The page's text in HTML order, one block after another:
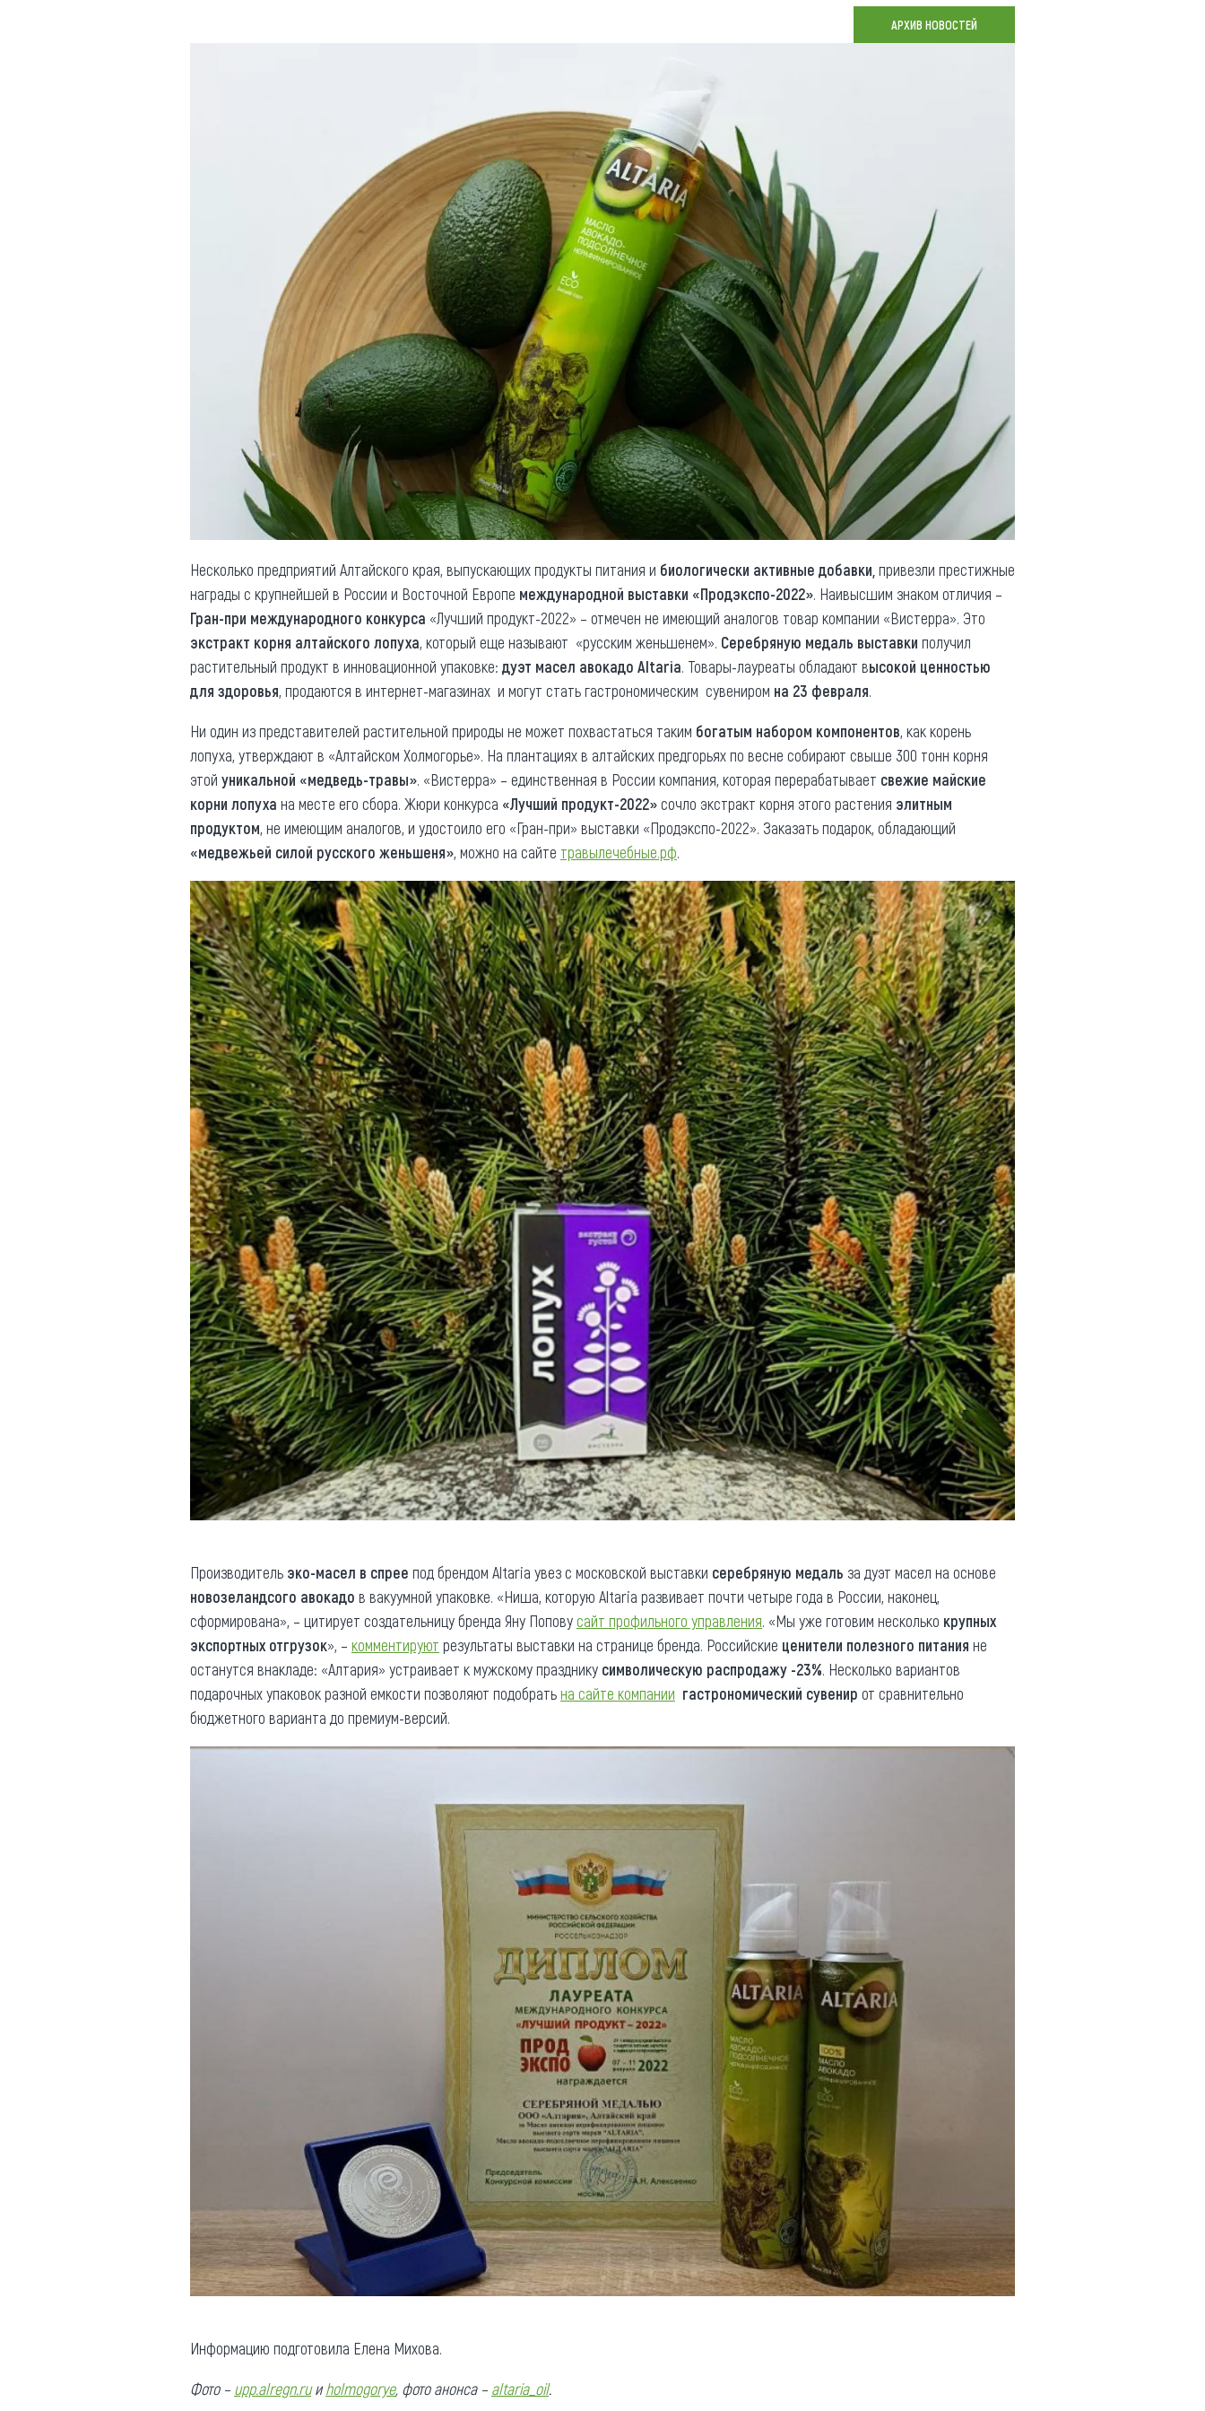
Как добраться
Люди, прославившие Алтай
Карты и буклеты
Коллекция впечатлений
Противодействие коррупции
АРХИВ НОВОСТЕЙ
Несколько предприятий Алтайского края, выпускающих продукты питания и биологически активные добавки, привезли престижные
награды с крупнейшей в России и Восточной Европе международной выставки «Продэкспо-2022». Наивысшим знаком отличия –
Гран-при международного конкурса «Лучший продукт-2022» – отмечен не имеющий аналогов товар компании «Вистерра». Это
экстракт корня алтайского лопуха, который еще называют «русским женьшенем». Серебряную медаль выставки получил
растительный продукт в инновационной упаковке: дуэт масел авокадо Altaria. Товары-лауреаты обладают высокой ценностью
для здоровья, продаются в интернет-магазинах и могут стать гастрономическим сувениром на 23 февраля.
Ни один из представителей растительной природы не может похвастаться таким богатым набором компонентов, как корень
лопуха, утверждают в «Алтайском Холмогорье». На плантациях в алтайских предгорьях по весне собирают свыше 300 тонн корня
этой уникальной «медведь-травы». «Вистерра» – единственная в России компания, которая перерабатывает свежие майские
корни лопуха на месте его сбора. Жюри конкурса «Лучший продукт-2022»сочло экстракт корня этого растения элитным
продуктом, не имеющим аналогов, и удостоило его «Гран-при» выставки «Продэкспо-2022». Заказать подарок, обладающий
«медвежьей силой русского женьшеня», можно на сайте травылечебные.рф.
Производитель эко-масел в спрее под брендом Altaria увез с московской выставки серебряную медаль за дуэт масел на основе
новозеландсого авокадо в вакуумной упаковке. «Ниша, которую Altaria развивает почти четыре года в России, наконец,
сформирована», – цитирует создательницу бренда Яну Поповусайт профильного управления. «Мы уже готовим несколько крупных
экспортных отгрузок», – комментируют результаты выставки на странице бренда. Российские ценители полезного питания не
останутся внакладе: «Алтария» устраивает к мужскому празднику символическую распродажу -23%. Несколько вариантов
подарочных упаковок разной емкости позволяют подобратьна сайте компании гастрономический сувенир от сравнительно
бюджетного варианта до премиум-версий.
Информацию подготовила Елена Михова.
Фото – upp.alregn.ruиholmogorye, фото анонса – altaria_oil.